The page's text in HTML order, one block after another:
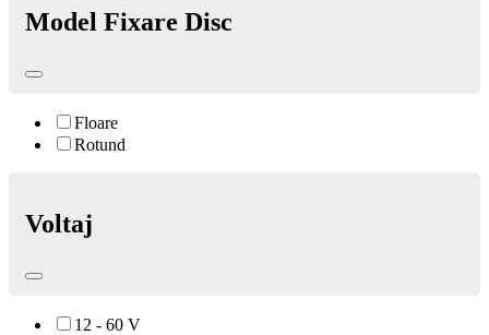
Model Fixare Disc
Floare
Rotund
Voltaj
12 - 60 V